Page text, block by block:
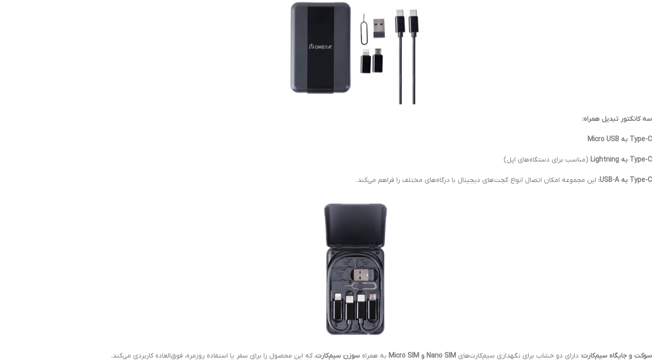
سه کانکتور تبدیل همراه:
Type-C به Micro USB
Type-C به Lightning (مناسب برای دستگاه‌های اپل)
Type-C به USB-A: این مجموعه امکان اتصال انواع گجت‌های دیجیتال با درگاه‌های مختلف را فراهم می‌کند.
سوکت و جایگاه سیم‌کارت: دارای دو خشاب برای نگهداری سیم‌کارت‌های Nano SIM و Micro SIM به همراه سوزن سیم‌کارت، که این محصول را برای سفر یا استفاده روزمره، فوق‌العاده کاربردی می‌کند.